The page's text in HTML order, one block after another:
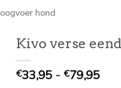
hond
Kivo verse
€33,95 - €79,95